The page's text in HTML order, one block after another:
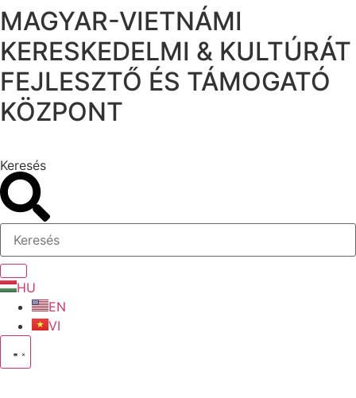
Ugrás
a
tartalomhoz
MAGYAR-VIETNÁMI
KERESKEDELMI & KULTÚRÁT
FEJLESZTŐ ÉS TÁMOGATÓ
KÖZPONT
Keresés
HU
EN
VI